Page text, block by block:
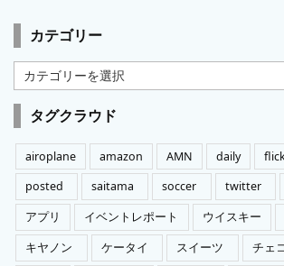
カテゴリー
カ
テ
ゴ
リ
ー
タグクラウド
airoplane amazon AMN daily
posted
saitama soccer twitter
アプリ
イベントレポート ウイスキー
キヤノン
ケータイ スイーツ チェ